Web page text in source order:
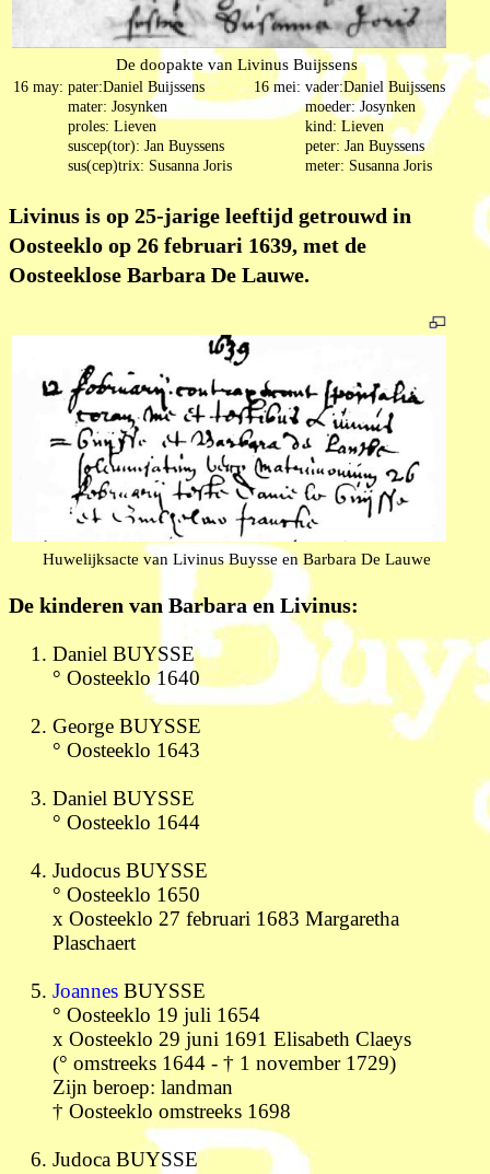
De doopakte van Livinus Buijssens
16 may: pater:Daniel Buijssens
mater: Josynken
proles: Lieven
suscep(tor): Jan Buyssens
sus(cep)trix: Susanna Joris
16 mei: vader:Daniel Buijssens
moeder: Josynken
kind: Lieven
peter: Jan Buyssens
meter: Susanna Joris
Livinus is op 25-jarige leeftijd getrouwd in
Oosteeklo op 26 februari 1639, met de
Oosteeklose Barbara De Lauwe.
Huwelijksacte van Livinus Buysse en Barbara De Lauwe
De kinderen van Barbara en Livinus:
Daniel BUYSSE
° Oosteeklo 1640
George BUYSSE
° Oosteeklo 1643
Daniel BUYSSE
° Oosteeklo 1644
Judocus BUYSSE
° Oosteeklo 1650
x Oosteeklo 27 februari 1683 Margaretha
Plaschaert
Joannes BUYSSE
° Oosteeklo 19 juli 1654
x Oosteeklo 29 juni 1691 Elisabeth Claeys
(° omstreeks 1644 - † 1 november 1729)
Zijn beroep: landman
† Oosteeklo omstreeks 1698
Judoca BUYSSE